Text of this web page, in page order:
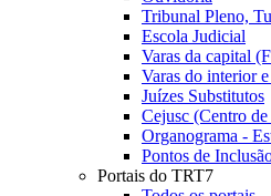
Tribunal Pleno,
Escola Judicial
Varas da capital
Varas do interior
Juízes Substitutos
Cejusc (Centro
Organograma -
Pontos de
Portais do TRT7